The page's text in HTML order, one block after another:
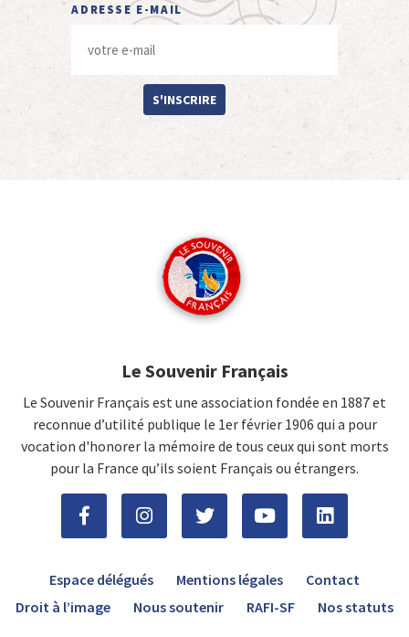
ADRESSE E-MAIL
S'INSCRIRE
Le Souvenir Français
Le Souvenir Français est une association fondée en 1887 et
reconnue d’utilité publique le 1er février 1906 qui a pour
vocation d'honorer la mémoire de tous ceux qui sont morts
pour la France qu’ils soient Français ou étrangers.
Espace délégués Mentions légales
Contact
Droit à l’image
Nous soutenir RAFI-SF Nos statuts